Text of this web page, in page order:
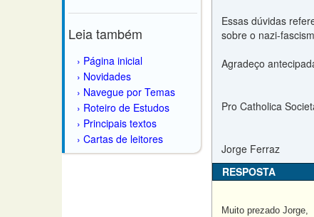
Leia também
Página inicial
Novidades
Navegue por Temas
Roteiro de Estudos
Principais textos
Cartas de leitores
Essas dúvidas
sobre o nazi-
Agradeço
Pro Catholica
Jorge Ferraz
RESPOSTA
Muito prezado Jorge,